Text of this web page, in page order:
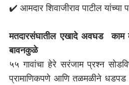
✔️ आमदार शिवाजीराव पाटील यांच्या
मतदारसंघातील एखादे अवघड काम
बावनकुळे
५५ गावांचा हेरे सरंजाम प्रश्न
प्रामाणिकपणे आणि तळमळीने